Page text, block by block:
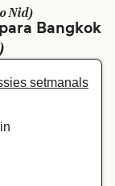
(FR)
Nid)
Bangkok
setmanals